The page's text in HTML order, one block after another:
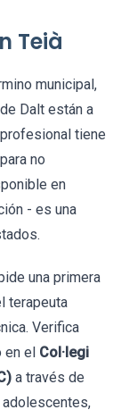
Teià
municipal,
Dalt están a
tiene
no
en
- es una
una primera
terapeuta
Verifica
en el Col·legi
a través de
adolescentes,